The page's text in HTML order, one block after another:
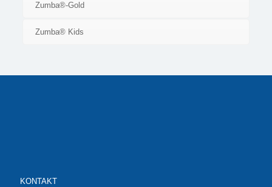
Zumba®-Gold
Zumba® Kids
KONTAKT